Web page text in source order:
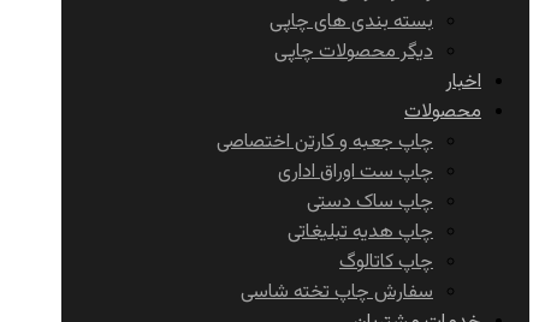
بسته بندی های چاپی
دیگر محصولات چاپی
اخبار
محصولات
چاپ جعبه و کارتن اختصاصی
چاپ ست اوراق اداری
چاپ ساک دستی
چاپ هدیه تبلیغاتی
چاپ کاتالوگ
سفارش چاپ تخته شاسی